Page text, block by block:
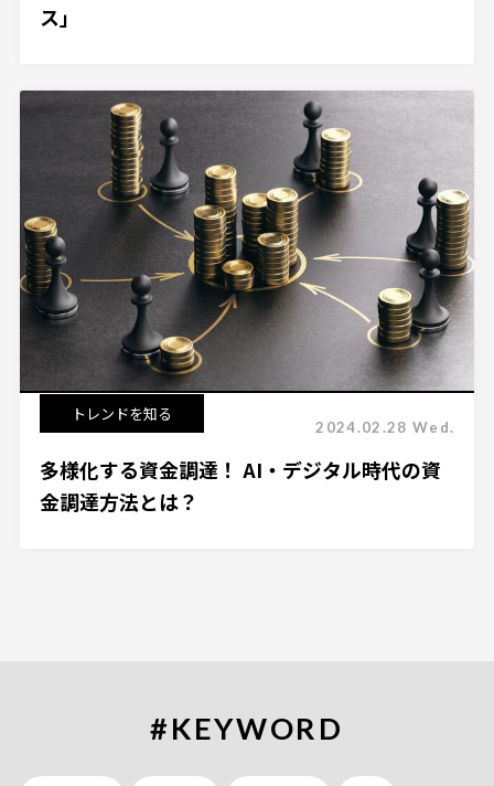
ス」
トレンドを知る
2024.02.28 Wed.
多様化する資金調達！ AI・デジタル時代の資
金調達方法とは？
#KEYWORD